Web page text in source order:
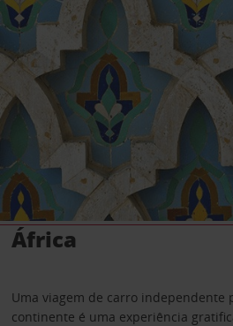
África
Uma viagem de carro independente
continente é uma experiência